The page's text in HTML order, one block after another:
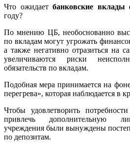
Что ожидаетбанковские вклады
году?
По мнению ЦБ, необоснованно
по вкладам могут угрожать
а также негативно отразиться на
увеличиваются риски
обязательств по вкладам.
Подобная мера принимается на
перегрева», которая наблюдается в
Чтобы удовлетворить
привлечь дополнительную
учреждения были вынуждены
по депозитам.